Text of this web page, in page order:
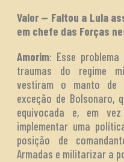
Valor — Faltou a Lula
em chefe das Forças
Amorim: Esse
traumas do regime
vestiram o manto de
exceção de Bolsonaro,
equivocada e, em
implementar uma
posição de
Armadas e militarizar a